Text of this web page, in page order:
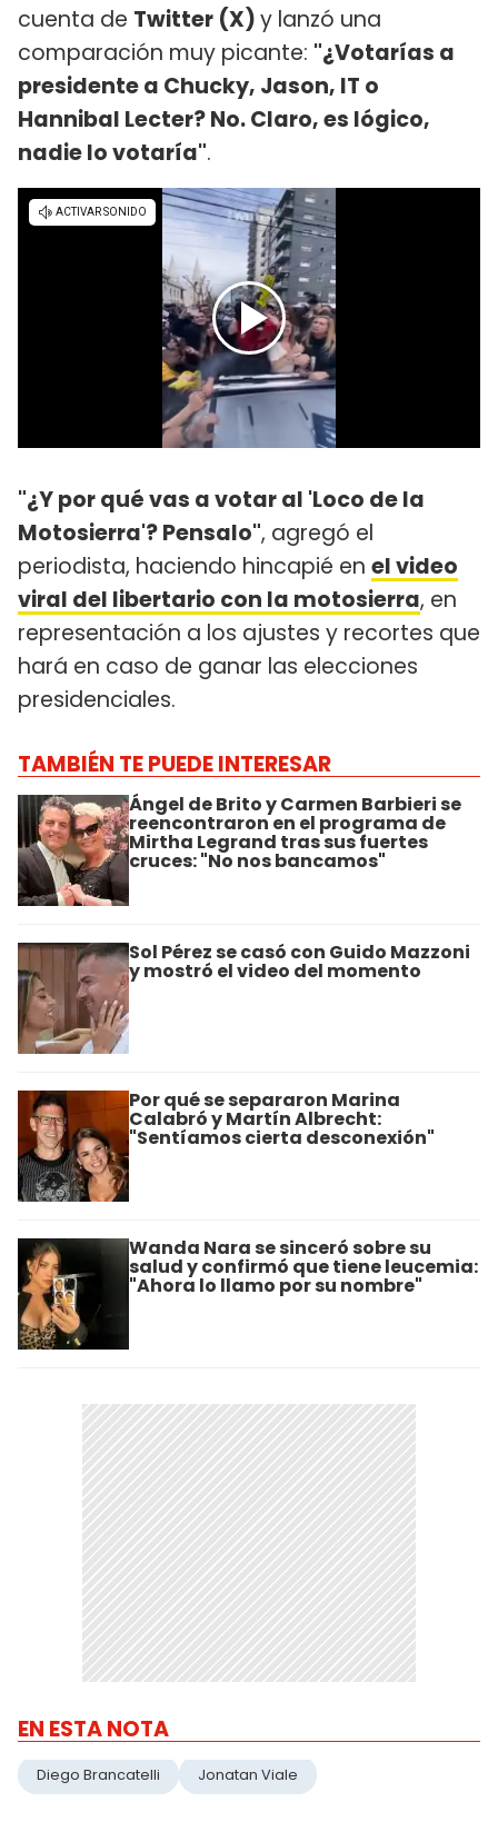
cuenta de Twitter (X)y lanzó una
comparación muy picante: "¿Votarías a
presidente a Chucky, Jason, IT o
Hannibal Lecter? No. Claro, es lógico,
nadie lo votaría".
"¿Y por qué vas a votar al 'Loco de la
Motosierra'? Pensalo", agregó el
periodista, haciendo hincapié en el video
viral del libertario con la motosierra, en
representación a los ajustes y recortes que
hará en caso de ganar las elecciones
presidenciales.
TAMBIÉN TE PUEDE INTERESAR
Ángel de Brito y Carmen Barbieri se
reencontraron en el programa de
Mirtha Legrand tras sus fuertes
cruces: "No nos bancamos"
Sol Pérez se casó con Guido Mazzoni
y mostró el video del momento
Por qué se separaron Marina
Calabró y Martín Albrecht:
"Sentíamos cierta desconexión"
Wanda Nara se sinceró sobre su
salud y confirmó que tiene leucemia:
"Ahora lo llamo por su nombre"
EN ESTA NOTA
Diego Brancatelli Jonatan Viale